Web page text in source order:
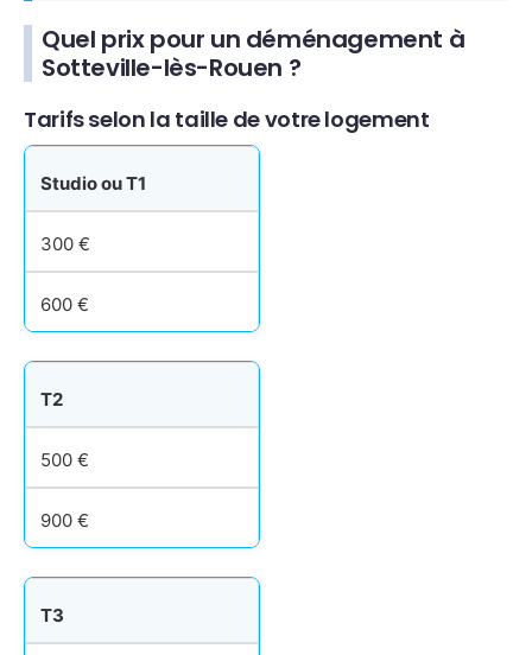
Quel prix pour un déménagement à
Sotteville-lès-Rouen ?
Tarifs selon la taille de votre logement
Studio ou T1
300 €
600 €
T2
500 €
900 €
T3